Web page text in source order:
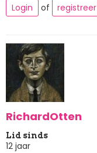
Login of registreer
RichardOtten
Lid sinds
12 jaar